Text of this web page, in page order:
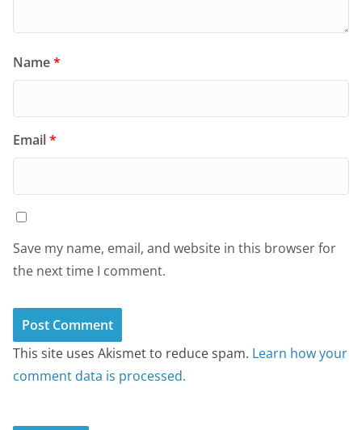
Name*
Email*
Save my name, email, and website in this browser for
the next time I comment.
This site uses Akismet to reduce spam. Learn how your
comment data is processed.